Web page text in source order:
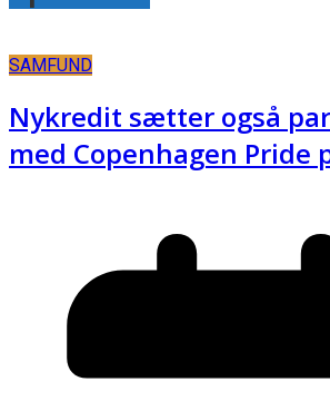
SAMFUND
Nykredit sætter også
med Copenhagen Pride